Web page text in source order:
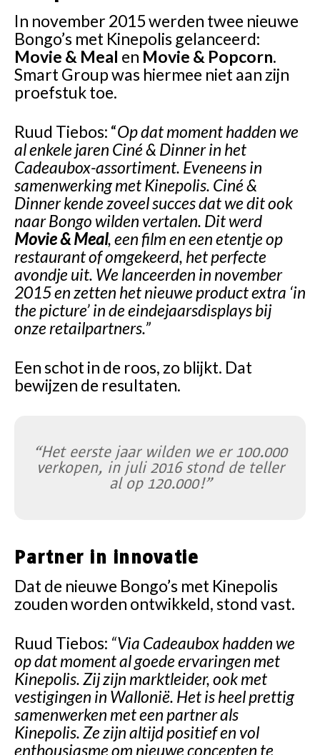
In november 2015 werden twee nieuwe
Bongo’s met Kinepolis gelanceerd:
Movie & Meal en Movie & Popcorn.
Smart Group was hiermee niet aan zijn
proefstuk toe.
Ruud Tiebos: “Op dat moment hadden we
al enkele jaren Ciné & Dinner in het
Cadeaubox-assortiment. Eveneens in
samenwerking met Kinepolis. Ciné &
Dinner kende zoveel succes dat we dit ook
naar Bongo wilden vertalen. Dit werd
Movie & Meal, een film en een etentje op
restaurant of omgekeerd, het perfecte
avondje uit. We lanceerden in november
2015 en zetten het nieuwe product extra ‘in
the picture’ in de eindejaarsdisplays bij
onze retailpartners.”
Een schot in de roos, zo blijkt. Dat
bewijzen de resultaten.
“Het eerste jaar wilden we er 100.000
verkopen, in juli 2016 stond de teller
al op 120.000!”
Partner in innovatie
Dat de nieuwe Bongo’s met Kinepolis
zouden worden ontwikkeld, stond vast.
Ruud Tiebos: “Via Cadeaubox hadden we
op dat moment al goede ervaringen met
Kinepolis. Zij zijn marktleider, ook met
vestigingen in Wallonië. Het is heel prettig
samenwerken met een partner als
Kinepolis. Ze zijn altijd positief en vol
enthousiasme om nieuwe concepten te